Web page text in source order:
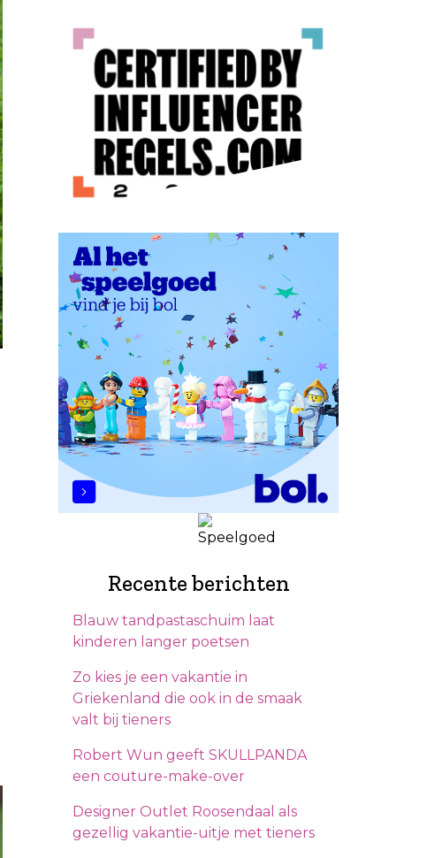
Recente berichten
Blauw tandpastaschuim laat
kinderen langer poetsen
Zo kies je een vakantie in
Griekenland die ook in de smaak
valt bij tieners
Robert Wun geeft SKULLPANDA
een couture-make-over
Designer Outlet Roosendaal als
gezellig vakantie-uitje met tieners